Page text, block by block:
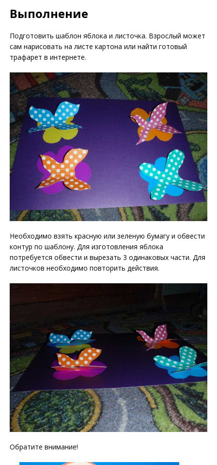
Выполнение
Подготовить шаблон яблока и листочка. Взрослый может
сам нарисовать на листе картона или найти готовый
трафарет в интернете.
Необходимо взять красную или зеленую бумагу и обвести
контур по шаблону. Для изготовления яблока
потребуется обвести и вырезать 3 одинаковых части. Для
листочков необходимо повторить действия.
Обратите внимание!